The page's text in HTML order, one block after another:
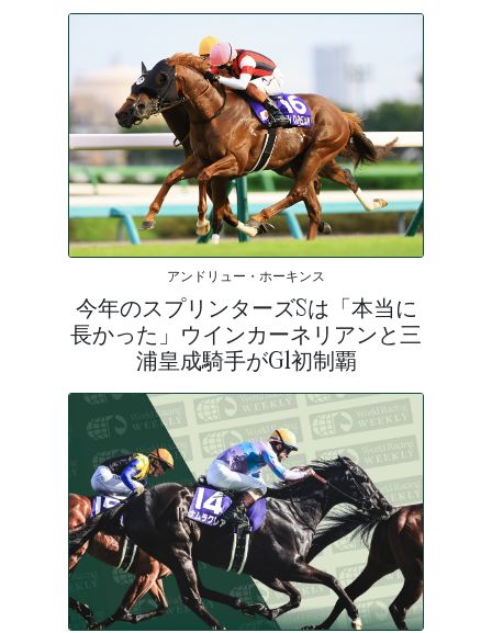
アンドリュー・ホーキンス
今年のスプリンターズSは「本当に
長かった」ウインカーネリアンと三
浦皇成騎手がG1初制覇